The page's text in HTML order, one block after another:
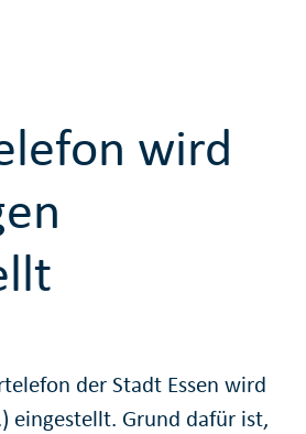
wird
der Stadt Essen wird
eingestellt. Grund dafür ist,